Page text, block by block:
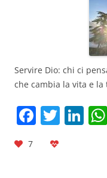
Servire Dio: chi ci
che cambia la vita e
F T Li
7